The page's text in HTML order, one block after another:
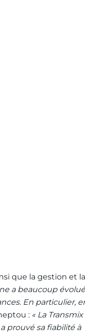
que la gestion et la
a beaucoup
En particulier,
: « La Transmix
prouvé sa fiabilité à